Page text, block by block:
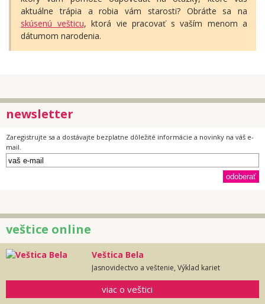
aktuálne trápia a robia vám starosti? Obráťte sa na
skúsenú vešticu, ktorá vie pracovať s vaším menom a
dátumom narodenia.
newsletter
Zaregistrujte sa a dostávajte bezplatne dôležité informácie a novinky na váš e-
mail.
veštice online
Veštica Bela
Jasnovidectvo a veštenie, Výklad kariet
viac o veštici